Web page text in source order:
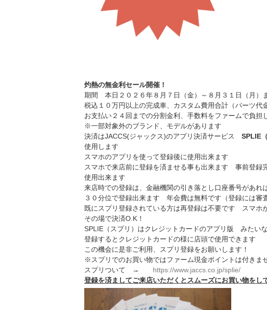
灼熱の無金利セール開催！
期間 本日２０２６年８月７日（金）～８月３１日（月）
税込１０万円以上の完成車、カスタム費用合計（パーツ代
お支払い２４回までの分割金利、手数料をファームで負担
※一部対象外のブランド、モデルがあります
決済はJACCS(ジャックス)のアプリ決済サービス SPLIE
使用します
スマホのアプリを使って登録後に使用出来ます
スマホで来店前に登録を済ませる事も出来ます 事前登録
使用出来ます
来店時での登録は、金融機関の引き落とし口座番号があれ
３０分位で登録出来ます 年会費は無料です（登録には審
既にスプリ登録されている方は再登録は不要です スマホ
その場で決済O.K！
SPLIE（スプリ）はクレジットカードのアプリ版 みたい
登録するとクレジットカードの様に店頭で使用できます
この機会に是非ご利用、スプリ登録をお願いします！
※スプリでのお買い物ではファーム現金ポイントは付きま
スプリついて → https://www.jaccs.co.jp/splie/
登録を済ましてご来店いただくとスムーズにお買い物をし